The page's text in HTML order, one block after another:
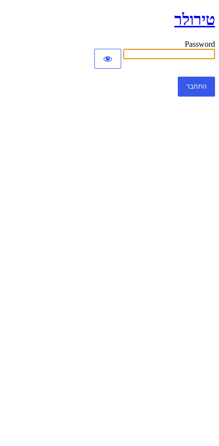
טירולר
Password